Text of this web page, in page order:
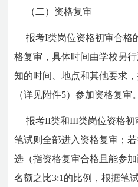
（二）资格复审
报考I类岗位资格初审合格
格复审，具体时间由学校另
知的时间、地点和其他要求
（详见附件5）参加资格复审。
报考II类和III类岗位资格
笔试则全部进入资格复审；
选（指资格复审合格且能参
名额之比3:1的比例，根据笔